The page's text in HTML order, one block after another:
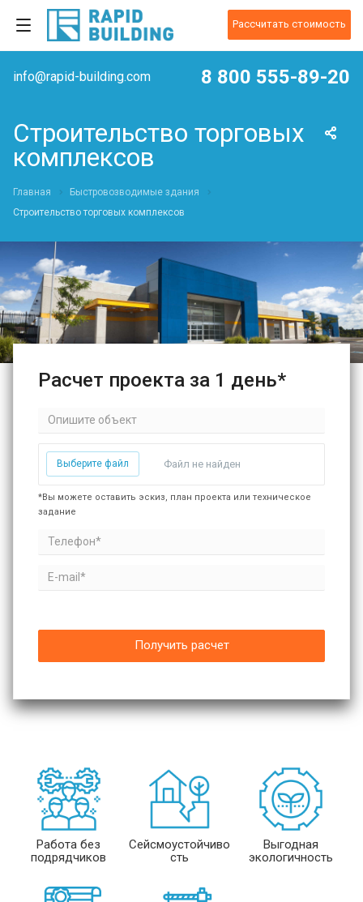
Рассчитать стоимость
info@rapid-building.com 8 800 555-89-20
Строительство торговых
комплексов
Главная
Быстровозводимые здания
Строительство торговых комплексов
Расчет проекта за 1 день*
Файл не найден
Выберите файл
*Вы можете оставить эскиз, план проекта или техническое
задание
Получить расчет
Работа без
подрядчиков
Сейсмоустойчиво
сть
Выгодная
экологичность